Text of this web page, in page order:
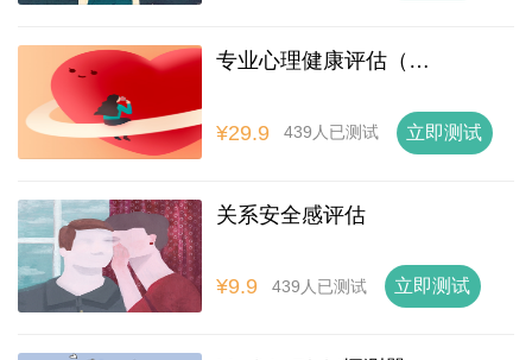
专业心理健康评估（升级版）
¥29.9 439人已测试 立即测试
关系安全感评估
¥9.9 439人已测试 立即测试